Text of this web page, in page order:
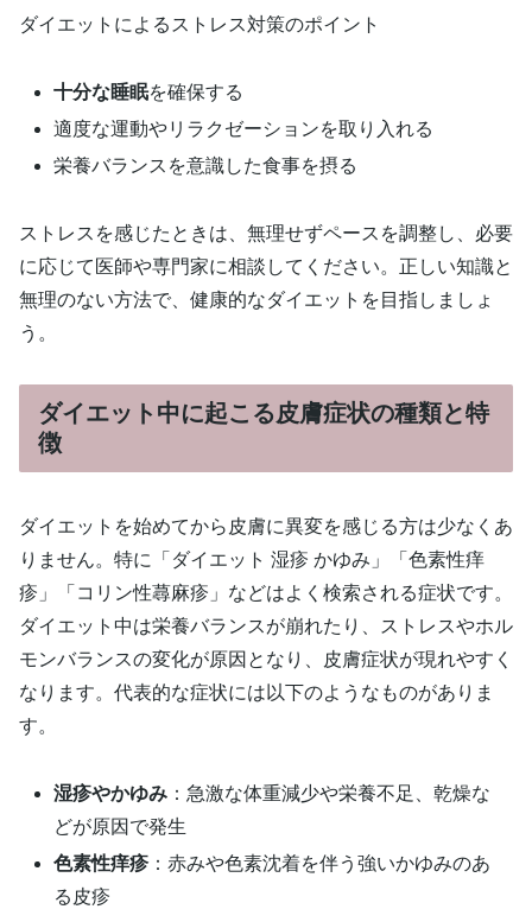
ダイエットによるストレス対策のポイント
十分な睡眠を確保する
適度な運動やリラクゼーションを取り入れる
栄養バランスを意識した食事を摂る
ストレスを感じたときは、無理せずペースを調整し、必要
に応じて医師や専門家に相談してください。正しい知識と
無理のない方法で、健康的なダイエットを目指しましょ
う。
ダイエット中に起こる皮膚症状の種類と特
徴
ダイエットを始めてから皮膚に異変を感じる方は少なくあ
りません。特に「ダイエット 湿疹 かゆみ」「色素性痒
疹」「コリン性蕁麻疹」などはよく検索される症状です。
ダイエット中は栄養バランスが崩れたり、ストレスやホル
モンバランスの変化が原因となり、皮膚症状が現れやすく
なります。代表的な症状には以下のようなものがありま
す。
湿疹やかゆみ ：急激な体重減少や栄養不足、乾燥な
どが原因で発生
色素性痒疹：赤みや色素沈着を伴う強いかゆみのあ
る皮疹